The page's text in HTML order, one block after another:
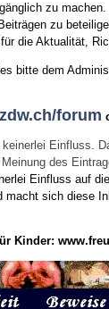
zu
zu
die Aktualität,
bitte dem
forum
des
Einfluss auf
sich diese
Kinder: